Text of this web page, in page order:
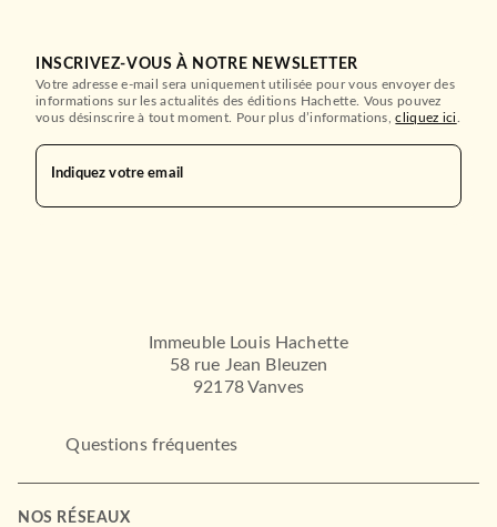
INSCRIVEZ-VOUS À NOTRE NEWSLETTER
Votre adresse e-mail sera uniquement utilisée pour vous envoyer des
informations sur les actualités des éditions Hachette. Vous pouvez
vous désinscrire à tout moment. Pour plus d’informations,cliquez ici
Indiquez votre email
Immeuble Louis Hachette
58 rue Jean Bleuzen
92178 Vanves
Questions fréquentes
NOS RÉSEAUX